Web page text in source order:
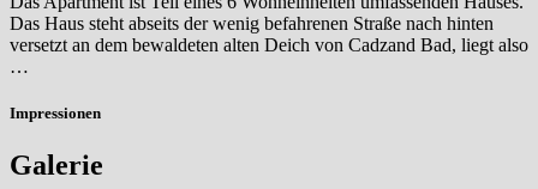
Das Haus steht abseits der wenig befahrenen Straße nach hinten
versetzt an dem bewaldeten alten Deich von Cadzand Bad, liegt also
…
Impressionen
Galerie